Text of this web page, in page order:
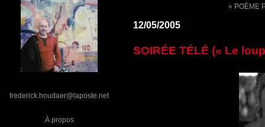
frederick.houdaer@laposte.net
À propos
« POÈME
12/05/2005
SOIRÉE TÉLÉ (« Le